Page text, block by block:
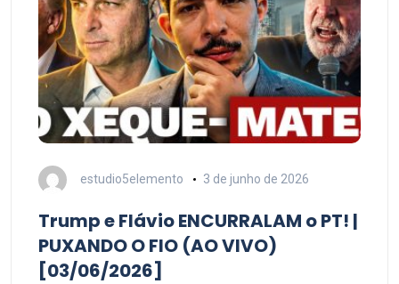
estudio5elemento 3 de junho de 2026
Trump e Flávio ENCURRALAM o PT! |
PUXANDO O FIO (AO VIVO)
[03/06/2026]